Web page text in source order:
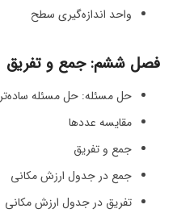
واحد اندازه‌گیری سطح
فصل ششم: جمع و تفریق
حل مسئله: حل مسئله ساده‌تر
مقایسه عددها
جمع و تفریق
جمع در جدول ارزش مکانی
تفریق در جدول ارزش مکانی